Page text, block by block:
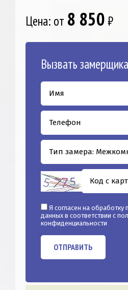
Цена: от 8 850₽
Вызвать замерщика
Я согласен на обработку
данных в соответствии с
конфиденциальности
ОТПРАВИТЬ